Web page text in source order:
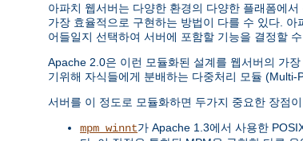
아파치 웹서버는 다양한 환경의 다양한 플래폼에
가장 효율적으로 구현하는 방법이 다를 수 있다.
어들일지 선택하여 서버에 포함할 기능을 결정할 수
Apache 2.0은 이런 모듈화된 설계를 웹서버의 가
기위해 자식들에게 분배하는 다중처리 모듈
서버를 이 정도로 모듈화하면 두가지 중요한 장점
mpm_winnt가 Apache 1.3에서 사용한